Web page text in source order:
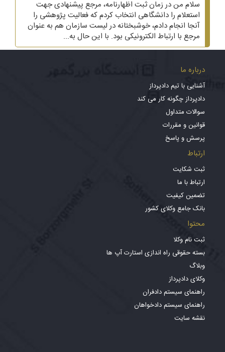
سلام من در زمان ثبت اظهارنامه، مرجع پیشنهادی جهت
استعلام را دانشگاهی انتخاب کردم که فعالیت پژوهشی را
آنجا انجام دادم، خوشبختانه در لیست سازمان هم به عنوان
مرجع با ارتباط الکترونیکی بود. با این حال به...
درباره ما
آشنایی با تیم دادپرداز
دادپرداز چگونه کار می کند
سوالات متداول
قوانین و مقررات
پرسش و پاسخ
ارتباط
ثبت شکایت
ارتباط با ما
تضمین کیفیت
بانک جامع وکلای کشور
محتوا
ثبت نام وکلا
بسته حقوقی راه اندازی استارت آپ ها
وبلاگ
وکلای دادپرداز
راهنمای سیستم دادفران
راهنمای سیستم دادخواهان
نقشه سایت